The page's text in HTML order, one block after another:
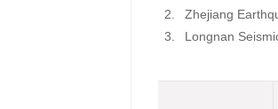
2.
Zhejiang
3.
Longnan